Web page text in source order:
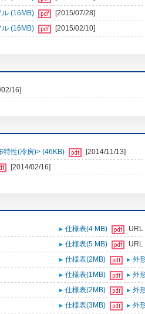
(16MB)
[2015/07/28]
(16MB)
[2015/02/10]
16]
特性(冷房)> (46KB)
[2014/11/13]
[2014/02/16]
仕様表(4 MB)
URL
仕様表(5 MB)
URL
仕様表(2MB)
外
仕様表(1MB)
外
仕様表(2MB)
外
仕様表(3MB)
外